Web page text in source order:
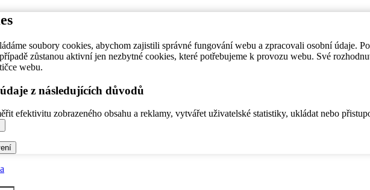
soubory cookies, abychom zajistili správné fungování webu a zpracovali osobní údaje.
zůstanou aktivní jen nezbytné cookies, které potřebujeme k provozu webu. Své
webu.
z následujících důvodů
efektivitu zobrazeného obsahu a reklamy, vytvářet uživatelské statistiky, ukládat nebo